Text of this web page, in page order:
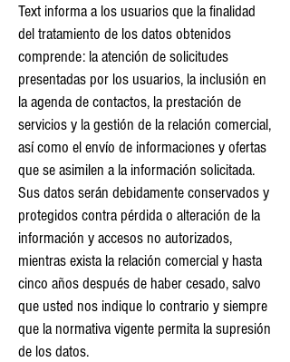
Text informa a los usuarios que la finalidad
del tratamiento de los datos obtenidos
comprende: la atención de solicitudes
presentadas por los usuarios, la inclusión en
la agenda de contactos, la prestación de
servicios y la gestión de la relación comercial,
así como el envío de informaciones y ofertas
que se asimilen a la información solicitada.
Sus datos serán debidamente conservados y
protegidos contra pérdida o alteración de la
información y accesos no autorizados,
mientras exista la relación comercial y hasta
cinco años después de haber cesado, salvo
que usted nos indique lo contrario y siempre
que la normativa vigente permita la supresión
de los datos.